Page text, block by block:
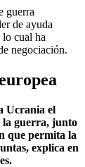
guerra
de ayuda
cual ha
negociación.
Ucrania el
la guerra, junto
que permita la
explica en